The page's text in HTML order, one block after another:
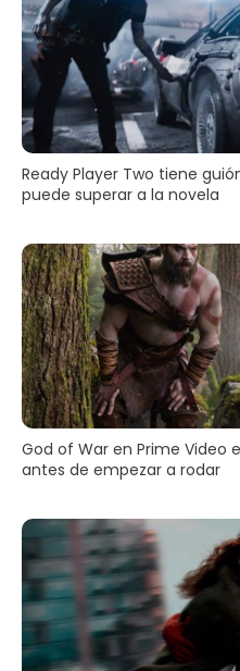
Ready Player Two tiene
puede superar a la novela
God of War en Prime
antes de empezar a rodar